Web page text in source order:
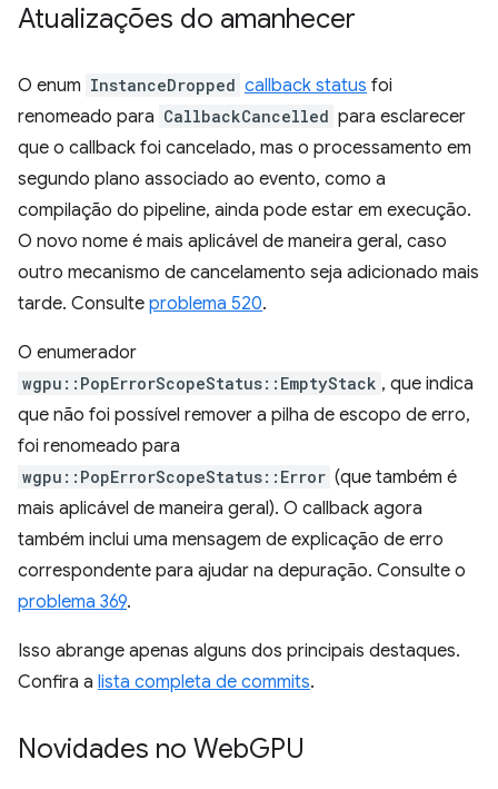
Atualizações do amanhecer
O enum InstanceDropped callback status foi
renomeado para CallbackCancelled para esclarecer
que o callback foi cancelado, mas o processamento em
segundo plano associado ao evento, como a
compilação do pipeline, ainda pode estar em execução.
O novo nome é mais aplicável de maneira geral, caso
outro mecanismo de cancelamento seja adicionado mais
tarde. Consulte problema 520.
O enumerador
wgpu::PopErrorScopeStatus::EmptyStack , que indica
que não foi possível remover a pilha de escopo de erro,
foi renomeado para
wgpu::PopErrorScopeStatus::Error (que também é
mais aplicável de maneira geral). O callback agora
também inclui uma mensagem de explicação de erro
correspondente para ajudar na depuração. Consulte o
problema 369.
Isso abrange apenas alguns dos principais destaques.
Confira a lista completa de commits.
Novidades no WebGPU